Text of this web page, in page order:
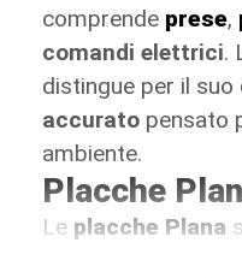
comprende prese,
comandi elettrici.
distingue per il suo
accurato pensato
ambiente.
Placche
Le placche Plana